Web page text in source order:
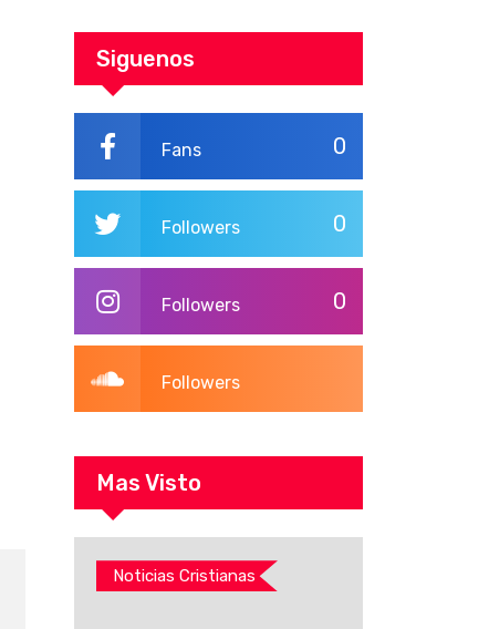
Siguenos
0
Fans
0
Followers
0
Followers
Followers
Mas Visto
Noticias Cristianas